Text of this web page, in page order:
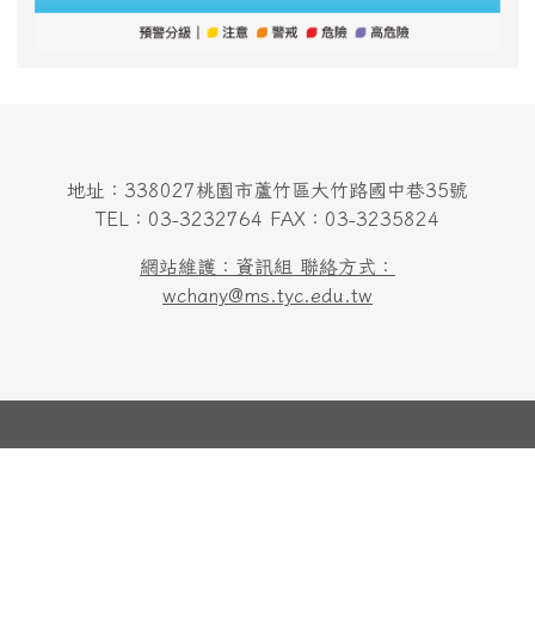
地址：338027桃園市蘆竹區大竹路國中巷35號
TEL：03-3232764 FAX：03-3235824
網站維護：資訊組 聯絡方式：
wchany@ms.tyc.edu.tw